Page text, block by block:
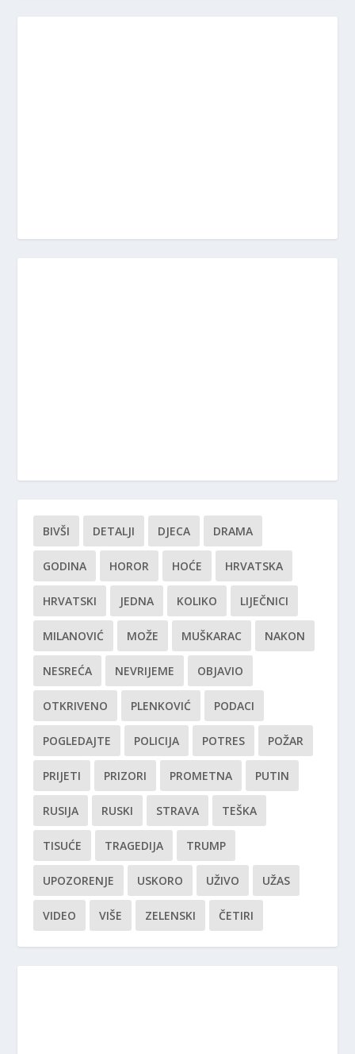
BIVŠI DETALJI DJECA DRAMA
GODINA HOROR HOĆE HRVATSKA
HRVATSKI JEDNA KOLIKO LIJEČNICI
MILANOVIĆ MOŽE MUŠKARAC NAKON
NESREĆA NEVRIJEME OBJAVIO
OTKRIVENO PLENKOVIĆ PODACI
POGLEDAJTE POLICIJA POTRES POŽAR
PRIJETI PRIZORI PROMETNA PUTIN
RUSIJA RUSKI STRAVA TEŠKA
TISUĆE TRAGEDIJA TRUMP
UPOZORENJE USKORO UŽIVO UŽAS
VIDEO VIŠE ZELENSKI ČETIRI